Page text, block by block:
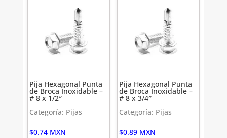
Pija Hexagonal Punta
de Broca Inoxidable –
# 8 x 1/2″
Categoría: Pijas
$0.74 MXN
Pija Hexagonal Punta
de Broca Inoxidable –
# 8 x 3/4″
Categoría: Pijas
$0.89 MXN